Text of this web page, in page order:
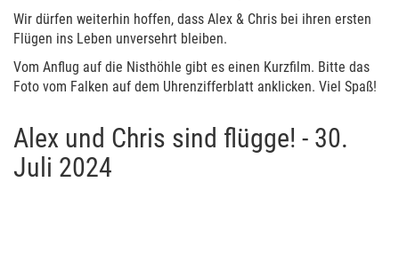
Wir dürfen weiterhin hoffen, dass Alex & Chris bei ihren ersten
Flügen ins Leben unversehrt bleiben.
Vom Anflug auf die Nisthöhle gibt es einen Kurzfilm. Bitte das
Foto vom Falken auf dem Uhrenzifferblatt anklicken. Viel Spaß!
Alex und Chris sind flügge! - 30.
Juli 2024